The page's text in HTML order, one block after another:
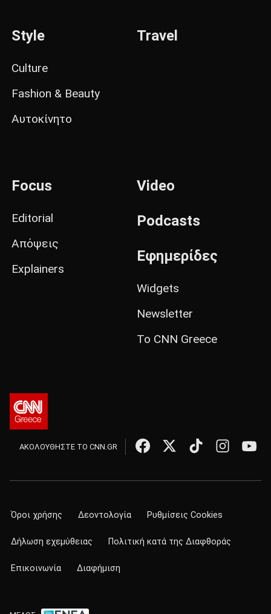
Style
Culture
Fashion & Beauty
Αυτοκίνητο
Travel
Focus
Editorial
Απόψεις
Explainers
Video
Podcasts
Εφημερίδες
Widgets
Newsletter
Το CNN Greece
ΑΚΟΛΟΥΘΗΣΤΕ ΤΟ CNN.GR
Όροι χρήσης Δεοντολογία Ρυθμίσεις Cookies
Δήλωση εχεμύθειας Πολιτική κατά της Διαφθοράς
Επικοινωνία Διαφήμιση